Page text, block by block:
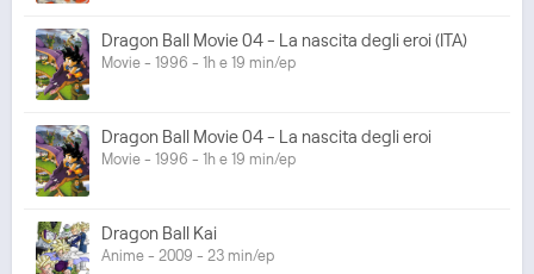
Dragon Ball Movie 04 - La nascita degli eroi (ITA)
Movie - 1996 - 1h e 19 min/ep
Dragon Ball Movie 04 - La nascita degli eroi
Movie - 1996 - 1h e 19 min/ep
Dragon Ball Kai
Anime - 2009 - 23 min/ep